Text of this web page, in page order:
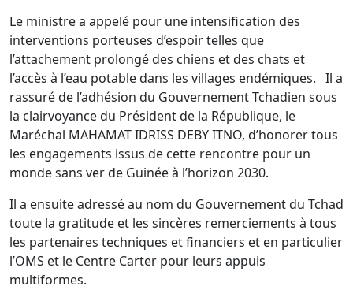
Le ministre a appelé pour une intensification des
interventions porteuses d’espoir telles que
l’attachement prolongé des chiens et des chats et
l’accès à l’eau potable dans les villages endémiques. Il a
rassuré de l’adhésion du Gouvernement Tchadien sous
la clairvoyance du Président de la République, le
Maréchal MAHAMAT IDRISS DEBY ITNO, d’honorer tous
les engagements issus de cette rencontre pour un
monde sans ver de Guinée à l’horizon 2030.
Il a ensuite adressé au nom du Gouvernement du Tchad
toute la gratitude et les sincères remerciements à tous
les partenaires techniques et financiers et en particulier
l’OMS et le Centre Carter pour leurs appuis
multiformes.